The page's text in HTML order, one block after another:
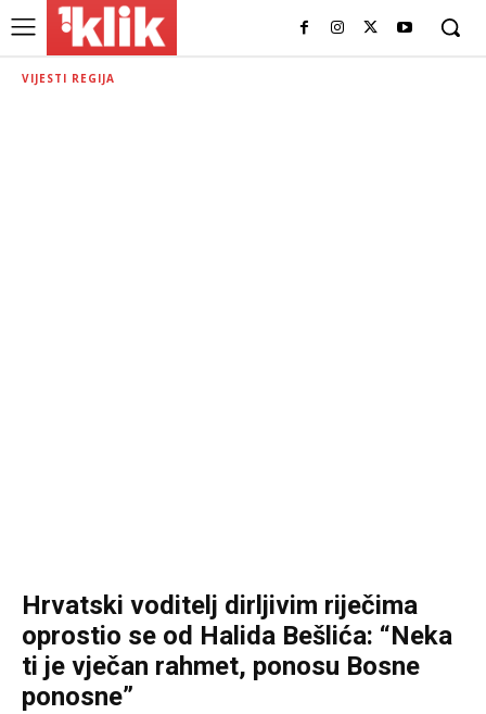
VIJESTI REGIJA
Hrvatski voditelj dirljivim riječima
oprostio se od Halida Bešlića: “Neka
ti je vječan rahmet, ponosu Bosne
ponosne”